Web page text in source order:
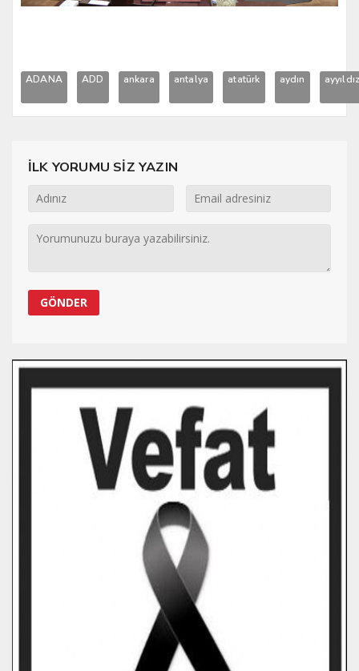
ADANA ADD ankara antalya atatürk aydın
İLK YORUMU SİZ YAZIN